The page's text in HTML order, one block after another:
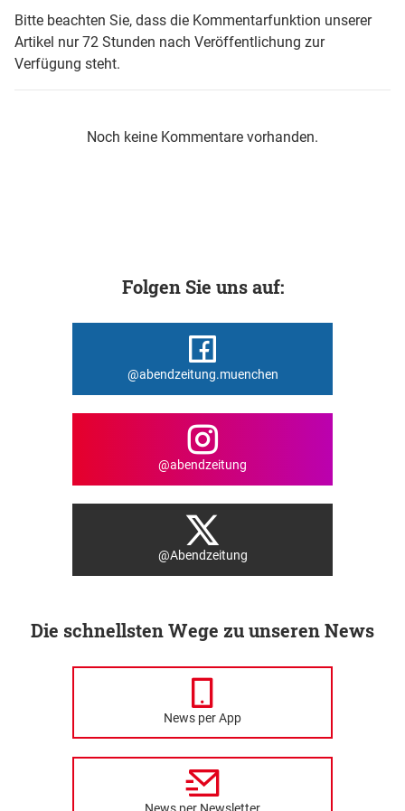
Bitte beachten Sie, dass die Kommentarfunktion unserer
Artikel nur 72 Stunden nach Veröffentlichung zur
Verfügung steht.
Noch keine Kommentare vorhanden.
Folgen Sie uns auf:
@abendzeitung.muenchen
@abendzeitung
@Abendzeitung
Die schnellsten Wege zu unseren News
News per App